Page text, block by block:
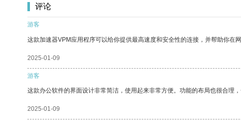
评论
游客
这款加速器VPM应用程序可以给你提供最高速度和安全性的连接，并帮助你在网
2025-01-09
游客
这款办公软件的界面设计非常简洁，使用起来非常方便。功能的布局也很合理，
2025-01-09